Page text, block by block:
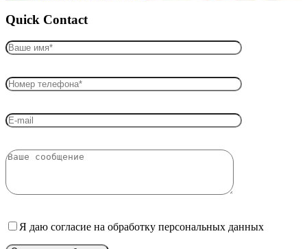
Quick Contact
Я даю согласие на обработку персональных данных